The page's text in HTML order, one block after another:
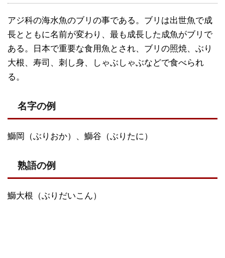
アジ科の海水魚のブリの事である。ブリは出世魚で成
長とともに名前が変わり、最も成長した成魚がブリで
ある。日本で重要な食用魚とされ、ブリの照焼、ぶり
大根、寿司、刺し身、しゃぶしゃぶなどで食べられ
る。
名字の例
鰤岡（ぶりおか）、鰤谷（ぶりたに）
熟語の例
鰤大根（ぶりだいこん）